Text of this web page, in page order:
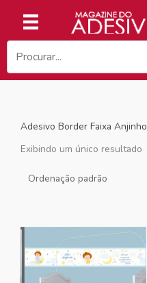
conteúdo
Adesivo Border Faixa Anjinho
Exibindo um único resultado